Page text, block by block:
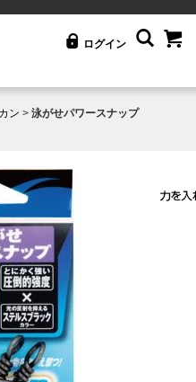
ログイン
ン > 泳がせパワースナップ